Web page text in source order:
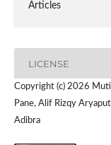
Articles
LICENSE
Copyright (c) 2026
Pane, Alif Rizqy
Adibra